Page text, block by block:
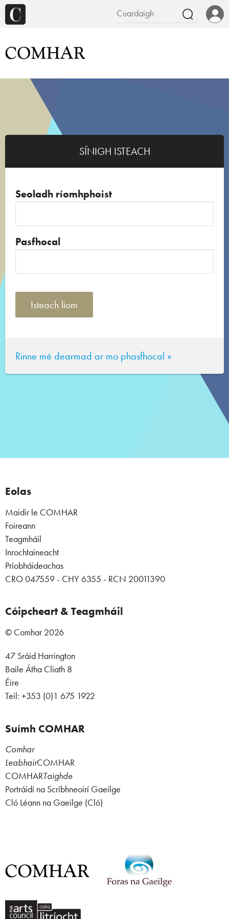
SÍNIGH ISTEACH
Seoladh ríomhphoist
Pasfhocal
Rinne mé dearmad ar mo phasfhocal »
Eolas
Maidir le COMHAR
Foireann
Teagmháil
Inrochtaineacht
Príobháideachas
CRO 047559 - CHY 6355 - RCN 20011390
Cóipcheart & Teagmháil
© Comhar 2026
47 Sráid Harrington
Baile Átha Cliath 8
Éire
Teil: +353 (0)1 675 1922
Suímh COMHAR
Comhar
LeabhairCOMHAR
COMHARTaighde
Portráidí na Scríbhneoirí Gaeilge
Cló Léann na Gaeilge (Cló)